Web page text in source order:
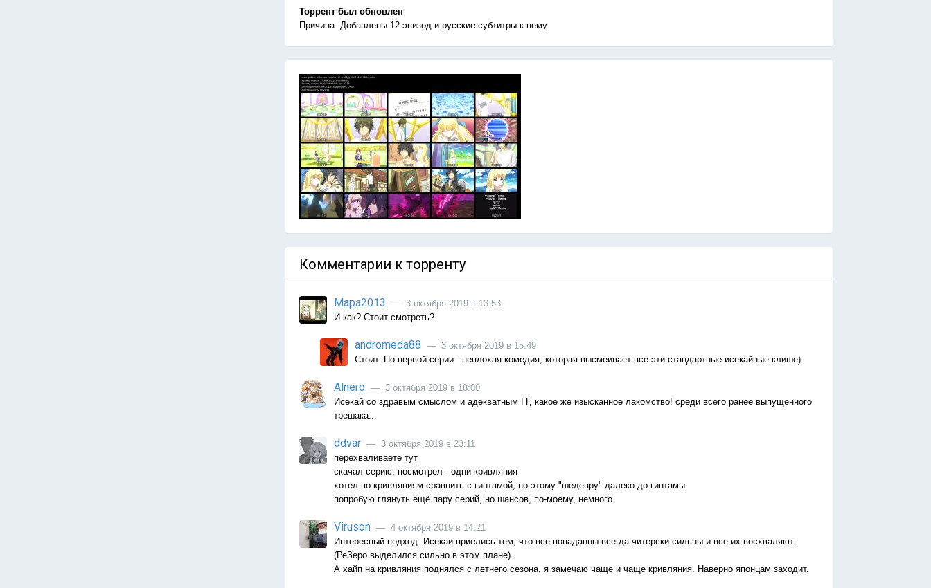
Торрент был обновлен
Причина: Добавлены 12 эпизод и русские субтитры к нему.
Комментарии к торренту
Мара2013
— 3 октября 2019 в 13:53
И как? Стоит смотреть?
andromeda88 — 3 октября 2019 в 15:49
Стоит. По первой серии - неплохая комедия, которая высмеивает все эти стандартные исекайные клише)
Alnero — 3 октября 2019 в 18:00
Исекай со здравым смыслом и адекватным ГГ, какое же изысканное лакомство! среди всего ранее выпущенного
трешака...
ddvar — 3 октября 2019 в 23:11
перехваливаете тут
скачал серию, посмотрел - одни кривляния
хотел по кривляниям сравнить с гинтамой, но этому "шедевру" далеко до гинтамы
попробую глянуть ещё пару серий, но шансов, по-моему, немного
Viruson — 4 октября 2019 в 14:21
Интересный подход. Исекаи приелись тем, что все попаданцы всегда читерски сильны и все их восхваляют.
(РеЗеро выделился сильно в этом плане).
А хайп на кривляния поднялся с летнего сезона, я замечаю чаще и чаще кривляния. Наверно японцам заходит.